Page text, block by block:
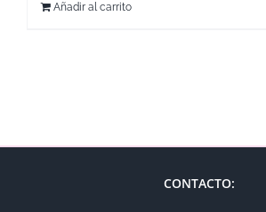
Añadir al carrito
CONTACTO: